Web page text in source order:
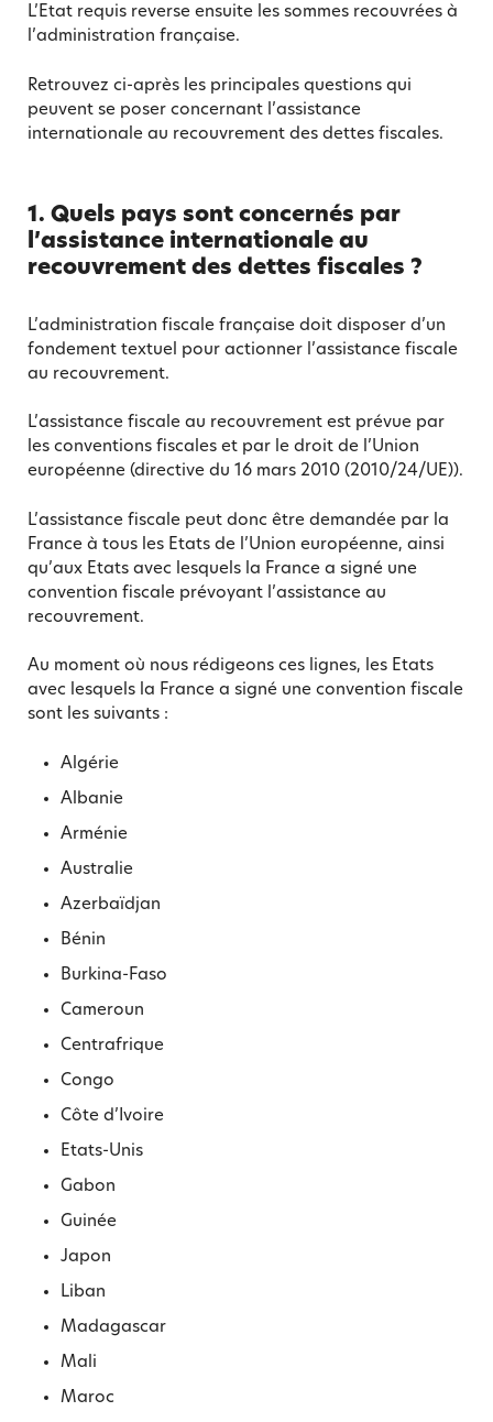
L’Etat requis reverse ensuite les sommes recouvrées à
l’administration française.
Retrouvez ci-après les principales questions qui
peuvent se poser concernant l’assistance
internationale au recouvrement des dettes fiscales.
1. Quels pays sont concernés par
l’assistance internationale au
recouvrement des dettes fiscales ?
L’administration fiscale française doit disposer d’un
fondement textuel pour actionner l’assistance fiscale
au recouvrement.
L’assistance fiscale au recouvrement est prévue par
les conventions fiscales et par le droit de l’Union
européenne (directive du 16 mars 2010 (2010/24/UE)).
L’assistance fiscale peut donc être demandée par la
France à tous les Etats de l’Union européenne, ainsi
qu’aux Etats avec lesquels la France a signé une
convention fiscale prévoyant l’assistance au
recouvrement.
Au moment où nous rédigeons ces lignes, les Etats
avec lesquels la France a signé une convention fiscale
sont les suivants :
Algérie
Albanie
Arménie
Australie
Azerbaïdjan
Bénin
Burkina-Faso
Cameroun
Centrafrique
Congo
Côte d’Ivoire
Etats-Unis
Gabon
Guinée
Japon
Liban
Madagascar
Mali
Maroc